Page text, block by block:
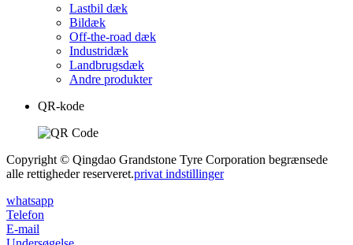
Lastbil dæk
Bildæk
Off-the-road dæk
Industridæk
Landbrugsdæk
Andre produkter
QR-kode
Copyright © Qingdao Grandstone Tyre Corporation begrænsede
alle rettigheder reserveret.privat indstillinger
whatsapp
Telefon
E-mail